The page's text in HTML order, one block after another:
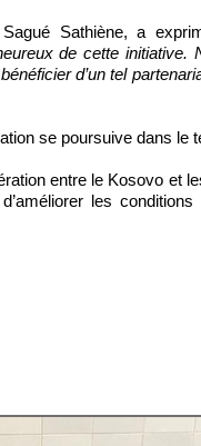
Sathiène, a
de cette initiative.
d’un tel
se poursuive dans le
entre le Kosovo et
les